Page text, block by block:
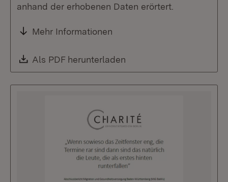
anhand der erhobenen Daten erörtert.
Mehr Informationen
Download:
Als PDF herunterladen